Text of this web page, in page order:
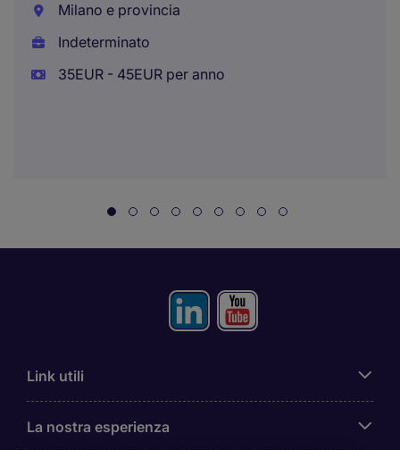
Milano e provincia
Indeterminato
35EUR - 45EUR per anno
Link utili
La nostra esperienza